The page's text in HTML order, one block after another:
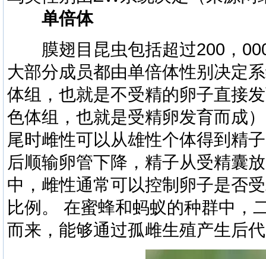
单倍体
膜翅目昆虫包括超过200，
大部分成员都由单倍体性别决定
体组，也就是不受精的卵子直接
色体组，也就是受精卵发育而成
尾时雌性可以从雄性个体得到精
后顺输卵管下降，精子从受精囊
中，雌性通常可以控制卵子是否
比例。 在蜜蜂和蚂蚁的种群中，
而来，能够通过孤雌生殖产生后